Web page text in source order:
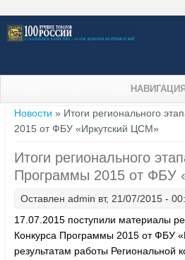
НАВИГАЦИЯ
Вы здесь
Новости » Итоги регионального
2015 от ФБУ «Иркутский ЦСМ»
Итоги регионального
Программы 2015 от ФБУ
Оставлен admin вт, 21/07/2015 -
17.07.2015 поступили материалы
Конкурса Программы 2015 от ФБУ
результатам работы Региональной